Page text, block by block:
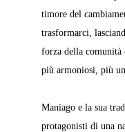
timore del
trasformarci,
forza della
più armoniosi, più
Maniago e la sua
protagonisti di una